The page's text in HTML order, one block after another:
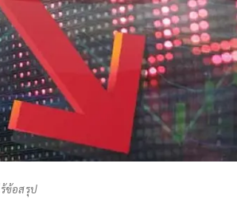
ร้ข้อสรุป